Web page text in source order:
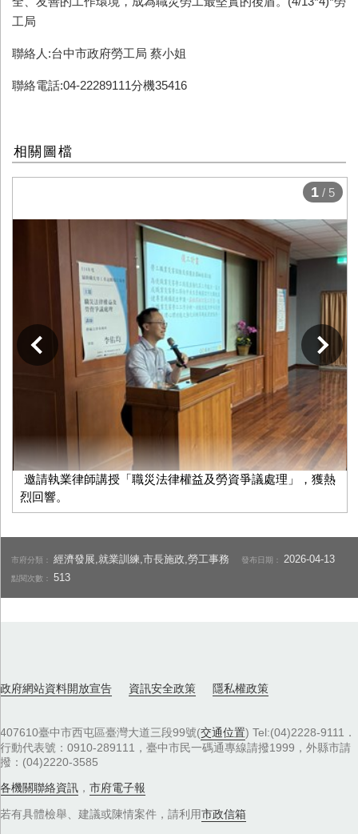
工局
聯絡人:台中市政府勞工局 蔡小姐
聯絡電話:04-22289111分機35416
相關圖檔
邀請執業律師講授「職災法律權益及勞資爭議處理」，獲熱
烈回響。
1 / 5
市府分類：經濟發展,就業訓練,市長施政,勞工事務 發布日期： 2026-04-13
點閱次數：513
政府網站資料開放宣告 資訊安全政策 隱私權政策
407610臺中市西屯區臺灣大道三段99號(交通位置) Tel:(04)2228-9111．
行動代表號：0910-289111，臺中市民一碼通專線請撥1999，外縣市請
撥：(04)2220-3585
各機關聯絡資訊 ， 市府電子報
若有具體檢舉、建議或陳情案件，請利用市政信箱